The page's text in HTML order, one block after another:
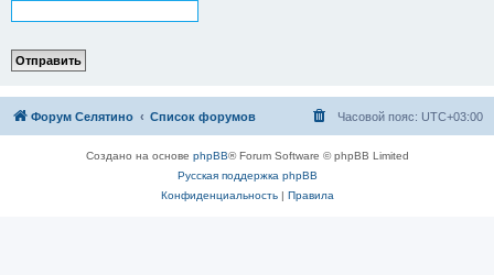
Форум Селятино Список форумов Часовой пояс: UTC+03:00
Создано на основе phpBB® Forum Software © phpBB Limited
Русская поддержка phpBB
Конфиденциальность| Правила